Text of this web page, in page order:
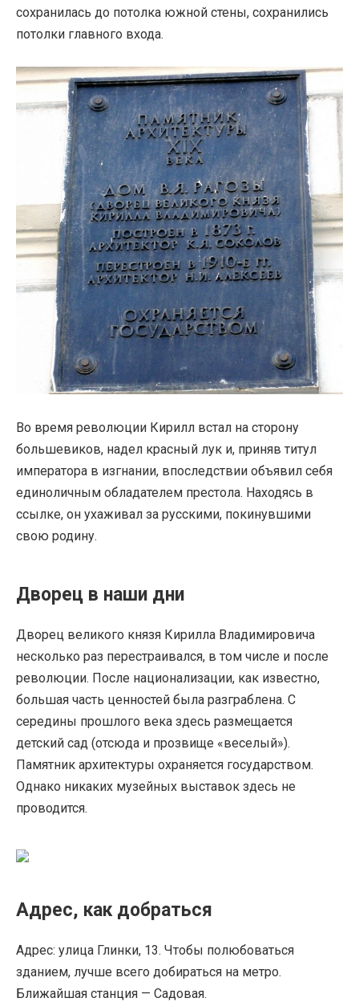
сохранилась до потолка южной стены, сохранились
потолки главного входа.
Во время революции Кирилл встал на сторону
большевиков, надел красный лук и, приняв титул
императора в изгнании, впоследствии объявил себя
единоличным обладателем престола. Находясь в
ссылке, он ухаживал за русскими, покинувшими
свою родину.
Дворец в наши дни
Дворец великого князя Кирилла Владимировича
несколько раз перестраивался, в том числе и после
революции. После национализации, как известно,
большая часть ценностей была разграблена. С
середины прошлого века здесь размещается
детский сад (отсюда и прозвище «веселый»).
Памятник архитектуры охраняется государством.
Однако никаких музейных выставок здесь не
проводится.
Адрес, как добраться
Адрес: улица Глинки, 13. Чтобы полюбоваться
зданием, лучше всего добираться на метро.
Ближайшая станция — Садовая.